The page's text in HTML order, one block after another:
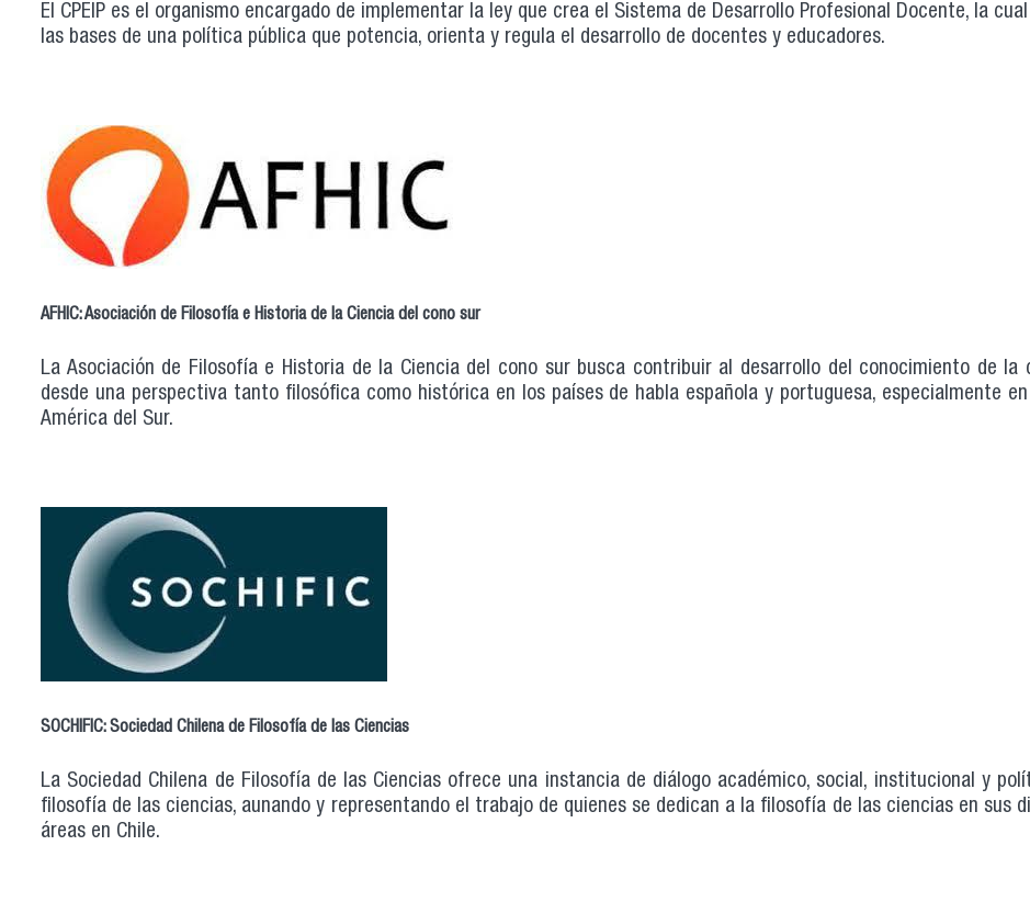
El CPEIP es el organismo encargado de implementar la ley que crea el Sistema de Desarrollo Profesional Docente, la
las bases de una política pública que potencia, orienta y regula el desarrollo de docentes y educadores.
AFHIC: Asociación de Filosofía e Historia de la Ciencia del cono sur
La Asociación de Filosofía e Historia de la Ciencia del cono sur busca contribuir al desarrollo del conocimiento de la
desde una perspectiva tanto filosófica como histórica en los países de habla española y portuguesa, especialmente
América del Sur.
SOCHIFIC: Sociedad Chilena de Filosofía de las Ciencias
La Sociedad Chilena de Filosofía de las Ciencias ofrece una instancia de diálogo académico, social, institucional y
filosofía de las ciencias, aunando y representando el trabajo de quienes se dedican a la filosofía de las ciencias en sus
áreas en Chile.